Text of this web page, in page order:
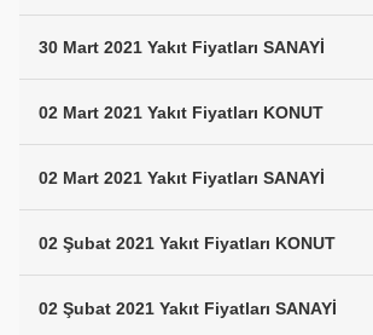
30 Mart 2021 Yakıt Fiyatları SANAYİ
02 Mart 2021 Yakıt Fiyatları KONUT
02 Mart 2021 Yakıt Fiyatları SANAYİ
02 Şubat 2021 Yakıt Fiyatları KONUT
02 Şubat 2021 Yakıt Fiyatları SANAYİ